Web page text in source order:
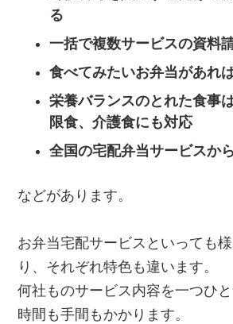
る
一括で複数サービスの資料
食べてみたいお弁当があれ
栄養バランスのとれた食事
限食、介護食にも対応
全国の宅配弁当サービスか
などがあります。
お弁当宅配サービスといっても
り、それぞれ特色も違います。
何社ものサービス内容を一つひ
時間も手間もかかります。